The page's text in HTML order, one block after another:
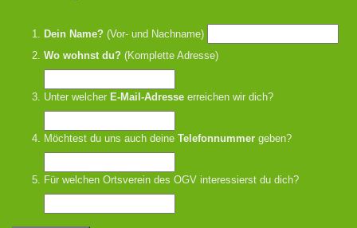
Dein Name? (Vor- und Nachname)
Wo wohnst du? (Komplette Adresse)
Unter welcher E-Mail-Adresse erreichen wir dich?
Möchtest du uns auch deine Telefonnummer geben?
Für welchen Ortsverein des OGV interessierst du dich?